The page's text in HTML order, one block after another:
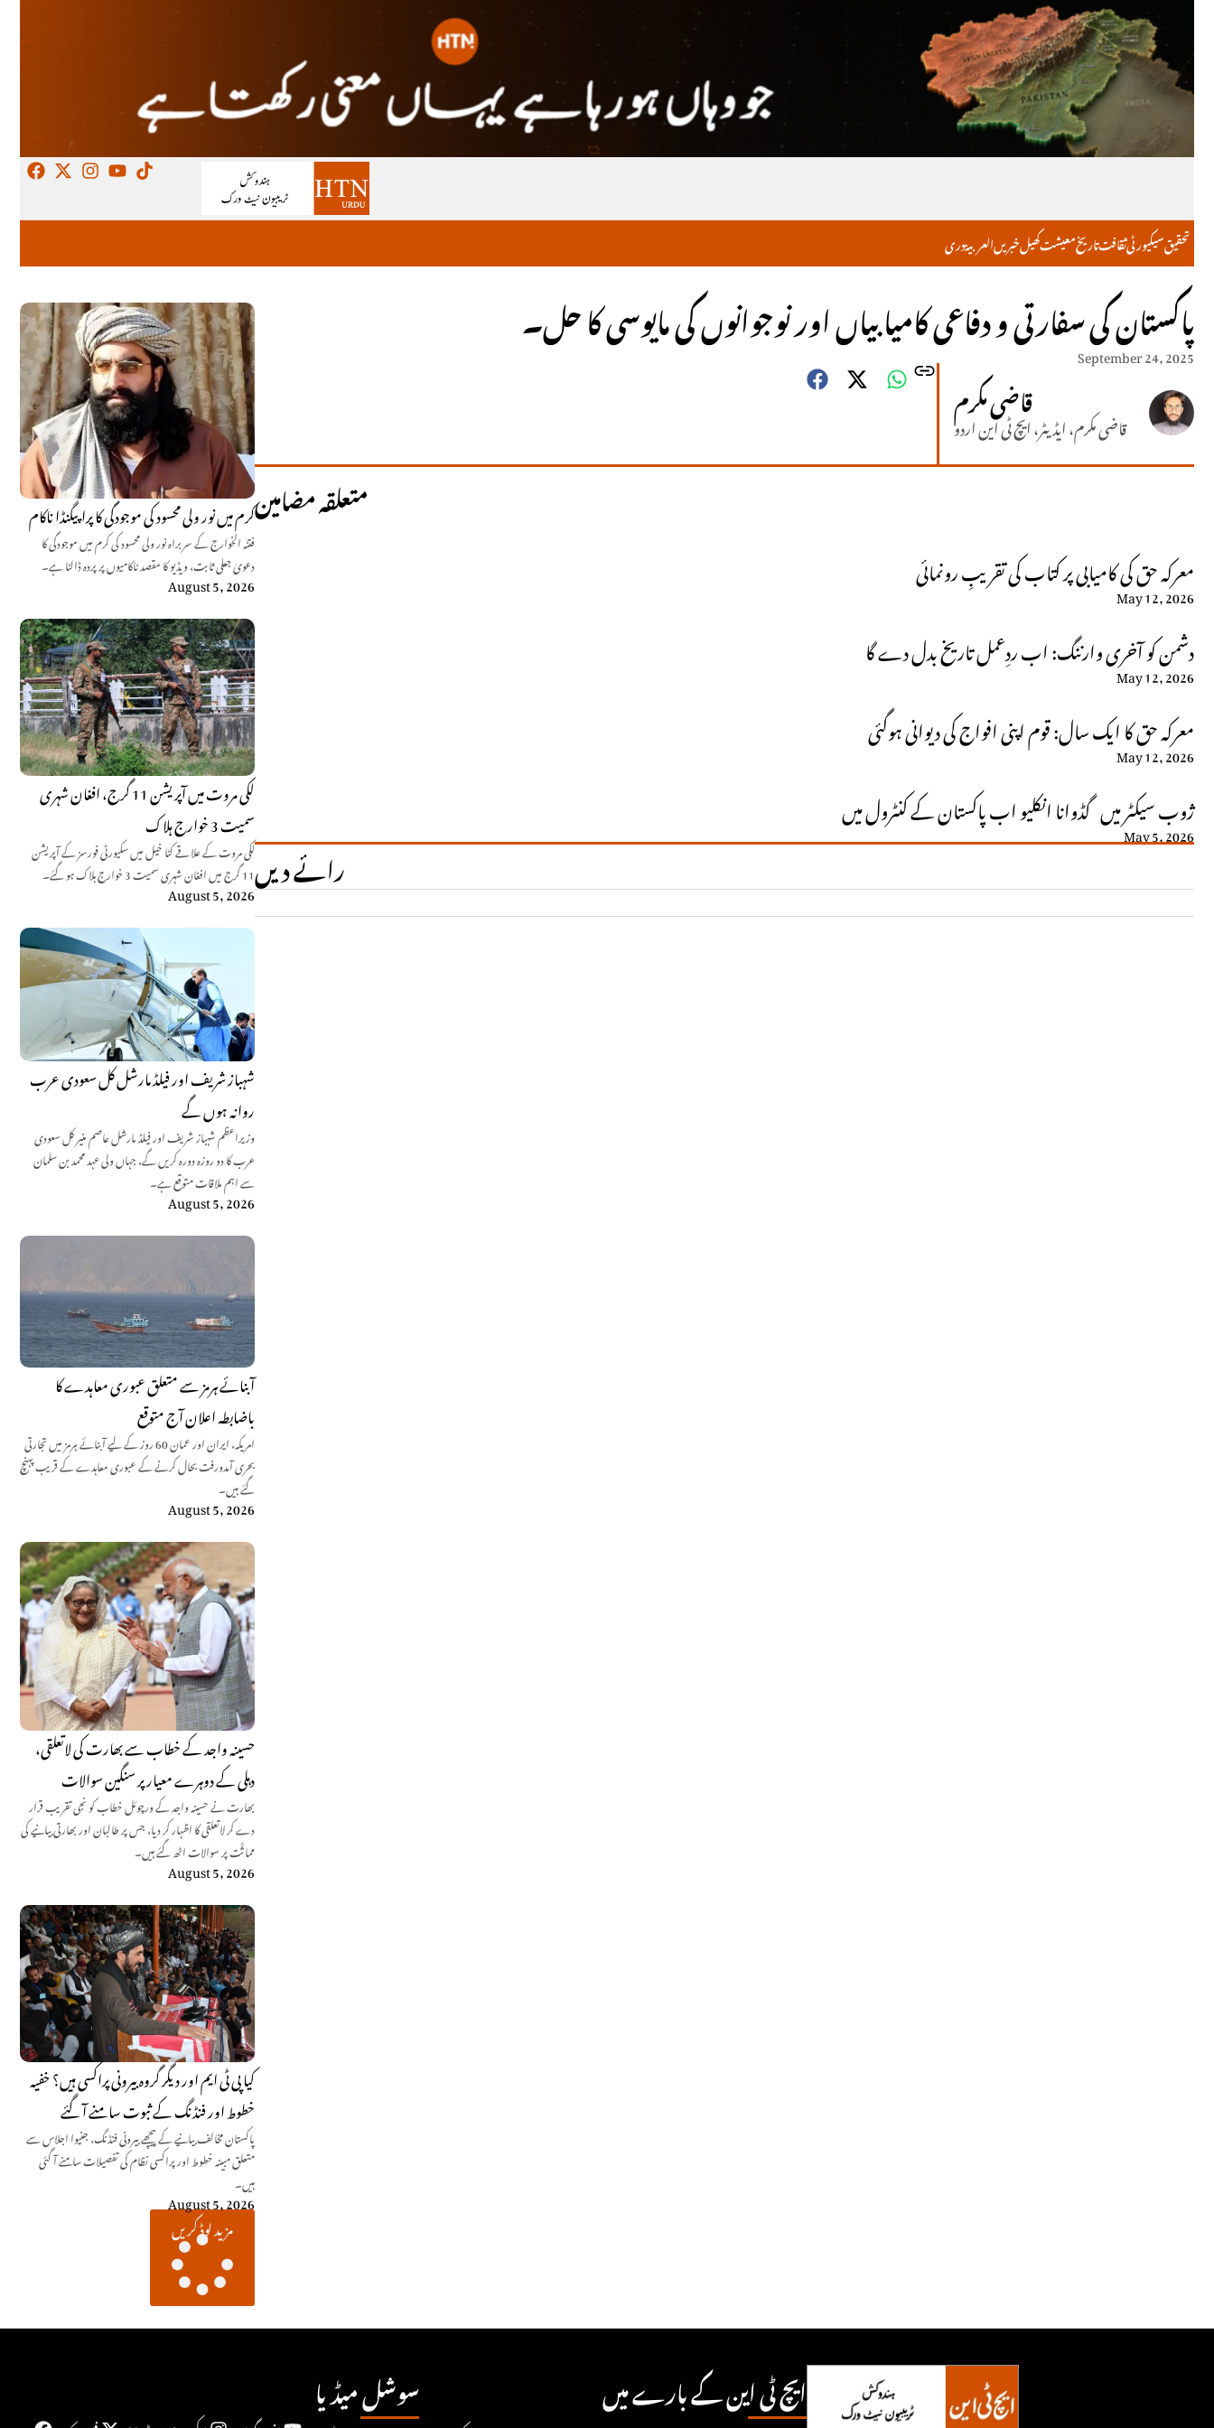
خبریںکھیلمعیشتتاریخثقافتسیکیورٹیتحقیق دریالعربية
کرم میں نور ولی محسود کی موجودگی کا پراپیگنڈا ناکام
فتنہ الخوارج کے سربراہ نور ولی محسود کی کرم میں موجودگی کا
دعویٰ جعلی ثابت، ویڈیو کا مقصد ناکامیوں پر پردہ ڈالنا ہے۔
August 5, 2026
لکی مروت میں آپریشن 11 گرج، افغان شہری
سمیت 3 خوارج ہلاک
لکی مروت کے علاقے کٹا خیل میں سکیورٹی فورسز کے آپریشن
11 گرج میں افغان شہری سمیت 3 خوارج ہلاک ہو گئے۔
August 5, 2026
شہباز شریف اور فیلڈ مارشل کل سعودی عرب
روانہ ہوں گے
وزیراعظم شہباز شریف اور فیلڈ مارشل عاصم منیر کل سعودی
عرب کا دو روزہ دورہ کریں گے، جہاں ولی عہد محمد بن سلمان
سے اہم ملاقات متوقع ہے۔
August 5, 2026
آبنائے ہرمز سے متعلق عبوری معاہدے کا
باضابطہ اعلان آج متوقع
امریکہ، ایران اور عمان 60 روز کے لیے آبنائے ہرمز میں تجارتی
بحری آمدورفت بحال کرنے کے عبوری معاہدے کے قریب پہنچ
گئے ہیں۔
August 5, 2026
حسینہ واجد کے خطاب سے بھارت کی لاتعلقی،
دہلی کے دوہرے معیار پر سنگین سوالات
بھارت نے حسینہ واجد کے ورچوئل خطاب کو نجی تقریب قرار
دے کر لاتعلقی کا اظہار کر دیا، جس پر طالبان اور بھارتی بیانیے کی
مماثؒت پر سوالات اٹھ گئے ہیں۔
August 5, 2026
کیا پی ٹی ایم اور دیگر گروہ بیرونی پراکسی ہیں؟ خفیہ
خطوط اور فنڈنگ کے ثبوت سامنے آ گئے
پاکستان مخالف بیانیے کے پیچھے بیرونی فنڈنگ، جنیوا اجلاس سے
متعلق مبینہ خطوط اور پراکسی نظام کی تفصیلات سامنے آ گئی
ہیں۔
August 5, 2026
مزید لوڈ کریں
پاکستان کی سفارتی و دفاعی کامیابیاں اور نوجوانوں کی مایوسی کا حل۔
September 24, 2025
قاضی مکرم
قاضی مکرم، ایڈیٹر، ایچ ٹی این اردو
متعلقہ مضامین
معرکہ حق کی کامیابی پر کتاب کی تقریبِ رونمائی
May 12, 2026
دشمن کو آخری وارننگ: اب ردِعمل تاریخ بدل دے گا
May 12, 2026
معرکہ حق کا ایک سال: قوم اپنی افواج کی دیوانی ہوگئی
May 12, 2026
ژوب سیکٹر میں گڈوانا انکلیو اب پاکستان کے کنٹرول میں
May 5, 2026
رائے دیں
ایچ ٹی این کے بارے میں سوشل میڈیا